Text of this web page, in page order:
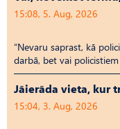
15:08, 5. Aug, 2026
“Nevaru saprast, kā
darbā, bet vai
Jāierāda vieta, kur
15:04, 3. Aug, 2026